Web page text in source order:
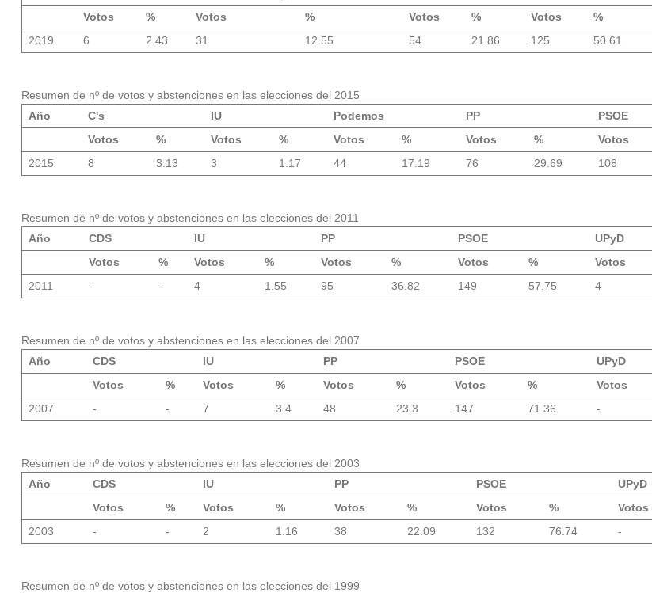
Votos
% Votos % Votos % Votos %
2019
6 2.43 31 12.55 54 21.86 125 50.61
Resumen de nº de votos y abstenciones en las elecciones del 2015
Año
C's IU Podemos PP PSOE
Votos
% Votos % Votos % Votos % Votos
2015
8 3.13 3 1.17 44 17.19 76 29.69 108
Resumen de nº de votos y abstenciones en las elecciones del 2011
Año
CDS IU PP PSOE UPyD
Votos
% Votos % Votos % Votos % Votos
2011
- - 4 1.55 95 36.82 149 57.75 4
Resumen de nº de votos y abstenciones en las elecciones del 2007
Año
CDS IU PP PSOE UPyD
Votos
% Votos % Votos % Votos % Votos
2007
- - 7 3.4 48 23.3 147 71.36 -
Resumen de nº de votos y abstenciones en las elecciones del 2003
Año
CDS IU PP PSOE UPyD
Votos
% Votos % Votos % Votos % Votos
2003
- - 2 1.16 38 22.09 132 76.74 -
Resumen de nº de votos y abstenciones en las elecciones del 1999